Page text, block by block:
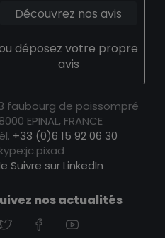
Découvrez nos avis
déposez votre propre
avis
faubourg de poissompré
EPINAL, FRANCE
+33 (0)6 15 92 06 30
Suivre sur LinkedIn
nos actualités